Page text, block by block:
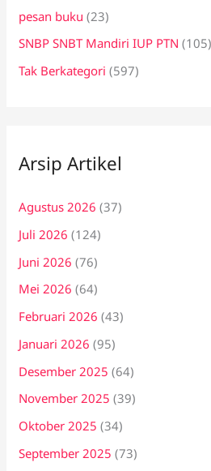
pesan buku (23)
SNBP SNBT Mandiri IUP PTN (105)
Tak Berkategori (597)
Arsip Artikel
Agustus 2026 (37)
Juli 2026 (124)
Juni 2026 (76)
Mei 2026 (64)
Februari 2026 (43)
Januari 2026 (95)
Desember 2025 (64)
November 2025 (39)
Oktober 2025 (34)
September 2025 (73)